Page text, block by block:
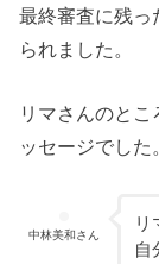
最終審査に残っ
られました。
リマさんのと
ッセージでした
中林美和さん
リ
自